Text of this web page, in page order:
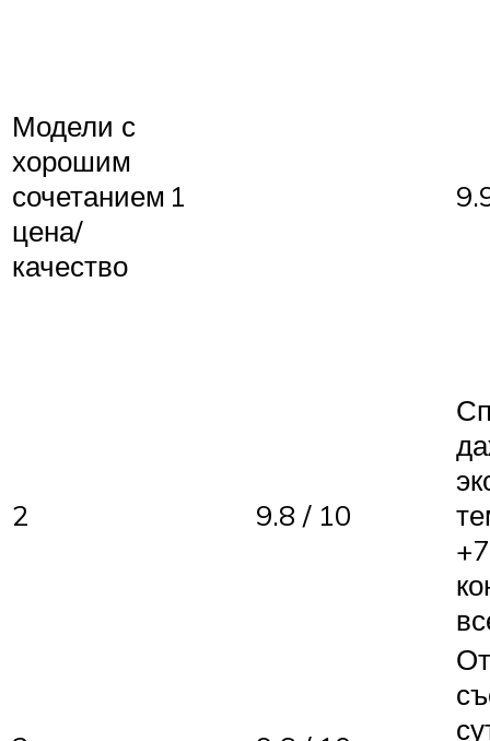
Модели с
хорошим
сочетанием
цена/
качество
1
2 9.8 / 10